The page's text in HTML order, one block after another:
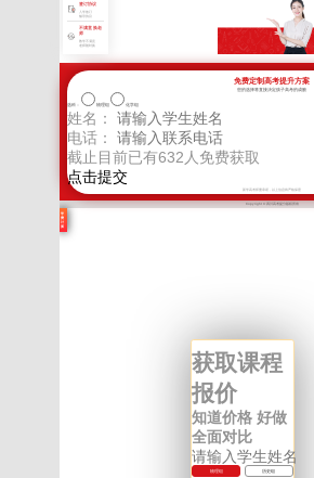
签订协议
入学签订
辅导协议
不满意 换老
师
教学不满意
老师随时换
免费定制高考提升方案
您的选择将直接决定孩子高考的成败
选科： 物理组 化学组
姓名：
电话：
截止目前已有632人免费获取
新学高考郑重承诺，以上信息将严格保密
Copyright © 四川高考提分版权所有
学
费
计
算
获取课程
报价
知道价格 好做
全面对比
物理组 历史组